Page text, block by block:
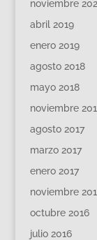
noviembre
abril 2019
enero 2019
agosto 2018
mayo 2018
noviembre
agosto 2017
marzo 2017
enero 2017
noviembre
octubre 2016
julio 2016